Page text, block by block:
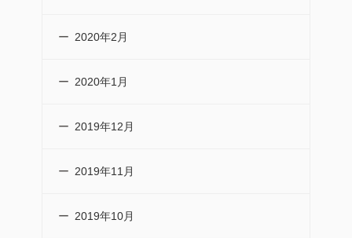
2020年2月
2020年1月
2019年12月
2019年11月
2019年10月